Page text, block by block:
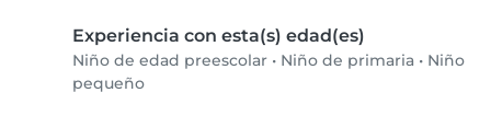
Experiencia con esta(s) edad(es)
Niño de edad preescolar • Niño de primaria • Niño
pequeño